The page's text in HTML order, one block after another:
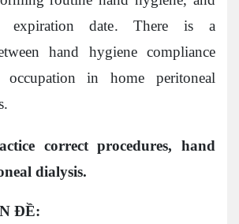
expiration date. There is a
hand hygiene compliance
in home peritoneal
correct procedures, hand
dialysis.
ĐỀ: